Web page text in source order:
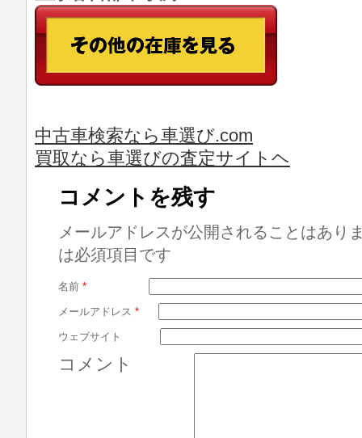
中古車検索なら車選び.com
買取なら車選びの査定サイトヘ
コメントを残す
メールアドレスが公開されることはあり
は必須項目です
名前 *
メールアドレス *
ウェブサイト
コメント